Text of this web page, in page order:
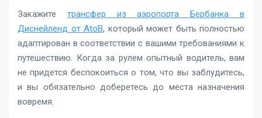
Закажите трансфер из аэропорта Бербанка в
Диснейленд от AtoB, который может быть полностью
адаптирован в соответствии с вашими требованиями к
путешествию. Когда за рулем опытный водитель, вам
не придется беспокоиться о том, что вы заблудитесь,
и вы обязательно доберетесь до места назначения
вовремя.